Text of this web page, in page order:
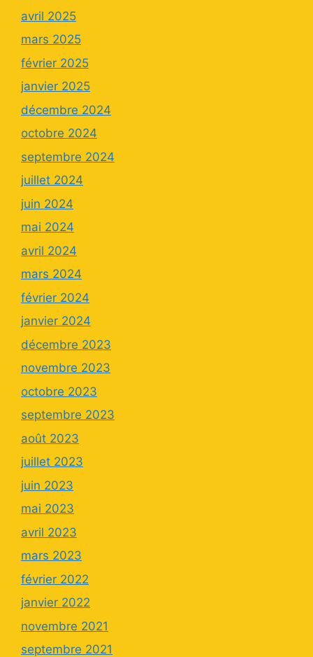
avril 2025
mars 2025
février 2025
janvier 2025
décembre 2024
octobre 2024
septembre 2024
juillet 2024
juin 2024
mai 2024
avril 2024
mars 2024
février 2024
janvier 2024
décembre 2023
novembre 2023
octobre 2023
septembre 2023
août 2023
juillet 2023
juin 2023
mai 2023
avril 2023
mars 2023
février 2022
janvier 2022
novembre 2021
septembre 2021